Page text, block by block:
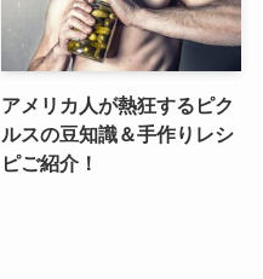
アメリカ人が熱狂するピク
ルスの豆知識＆手作りレシ
ピご紹介！